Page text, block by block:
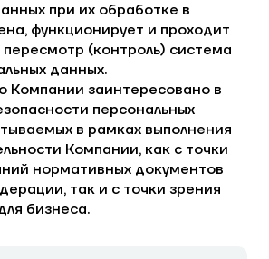
при их обработке в
функционирует и проходит
(контроль) система
данных.
Компании заинтересовано в
персональных
в рамках выполнения
Компании, как с точки
нормативных документов
так и с точки зрения
бизнеса.